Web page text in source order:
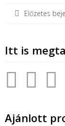
Előzetes
Itt is
Ajánlott